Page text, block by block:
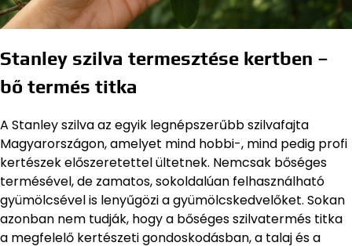
Stanley szilva termesztése kertben –
bő termés titka
A Stanley szilva az egyik legnépszerűbb szilvafajta
Magyarországon, amelyet mind hobbi-, mind pedig profi
kertészek előszeretettel ültetnek. Nemcsak bőséges
termésével, de zamatos, sokoldalúan felhasználható
gyümölcsével is lenyűgözi a gyümölcskedvelőket. Sokan
azonban nem tudják, hogy a bőséges szilvatermés titka
a megfelelő kertészeti gondoskodásban, a talaj és a